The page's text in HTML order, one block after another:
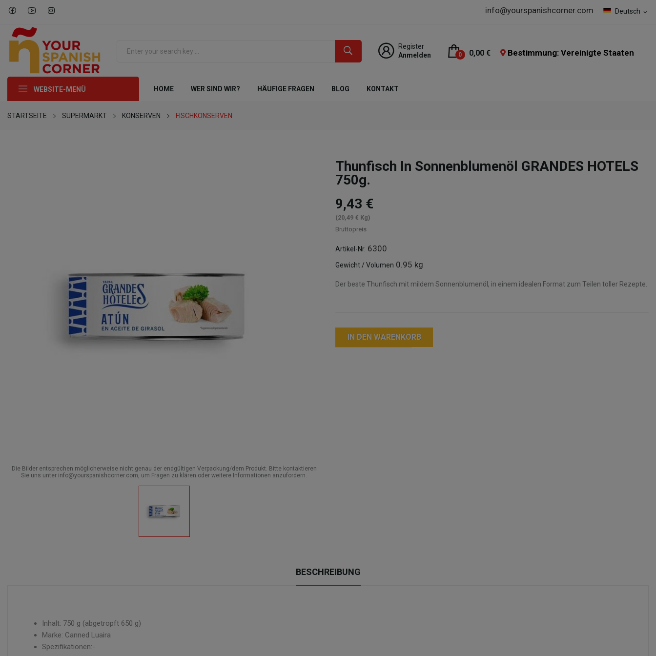
Deutsch expand_more
info@yourspanishcorner.com
Register
Anmelden
0 0,00 € Bestimmung: Vereinigte Staaten
WEBSITE-MENÜ HOME WER SIND WIR? HÄUFIGE FRAGEN BLOG KONTAKT
STARTSEITE SUPERMARKT KONSERVEN FISCHKONSERVEN
Die Bilder entsprechen möglicherweise nicht genau der endgültigen Verpackung/dem Produkt. Bitte kontaktieren
Sie uns unter info@yourspanishcorner.com, um Fragen zu klären oder weitere Informationen anzufordern.
Thunfisch In Sonnenblumenöl GRANDES HOTELS
750g.
9,43 €
(20,49 € Kg)
Bruttopreis
Artikel-Nr. 6300
Gewicht / Volumen 0.95 kg
Der beste Thunfisch mit mildem Sonnenblumenöl, in einem idealen Format zum Teilen toller Rezepte.
IN DEN WARENKORB
BESCHREIBUNG
Inhalt: 750 g (abgetropft 650 g)
Marke: Canned Luaira
Spezifikationen:-